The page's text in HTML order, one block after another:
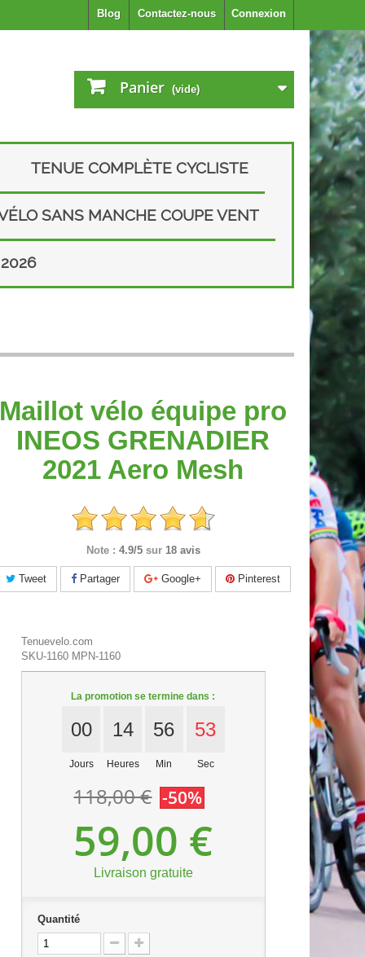
Connexion
Contactez-nous
Blog
Panier (vide)
TENUE COMPLÈTE CYCLISTE
SANS MANCHE COUPE VENT
2026
Maillot vélo équipe pro
INEOS GRENADIER
2021 Aero Mesh
Note : 4.9/5 sur 18 avis
Tweet Partager Google+ Pinterest
Tenuevelo.com
SKU-1160 MPN-1160
La promotion se termine dans :
00
Jours
14
Heures
56
Min
52
Sec
118,00 € -50%
59,00 €
Livraison gratuite
Quantité